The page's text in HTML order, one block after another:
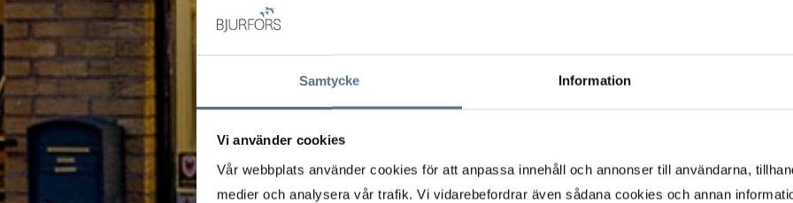
Samtycke Information
Vi använder cookies
Vår webbplats använder cookies för att anpassa innehåll och annonser till användarna,
medier och analysera vår trafik. Vi vidarebefordrar även sådana cookies och annan